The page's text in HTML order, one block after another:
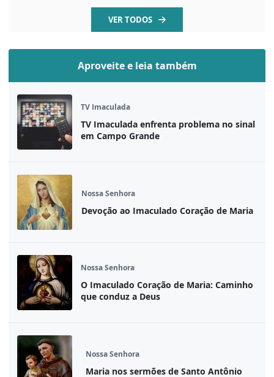
VER TODOS
Aproveite e leia também
TV Imaculada
TV Imaculada enfrenta problema no sinal
em Campo Grande
Nossa Senhora
Devoção ao Imaculado Coração de Maria
Nossa Senhora
O Imaculado Coração de Maria: Caminho
que conduz a Deus
Nossa Senhora
Maria nos sermões de Santo Antônio